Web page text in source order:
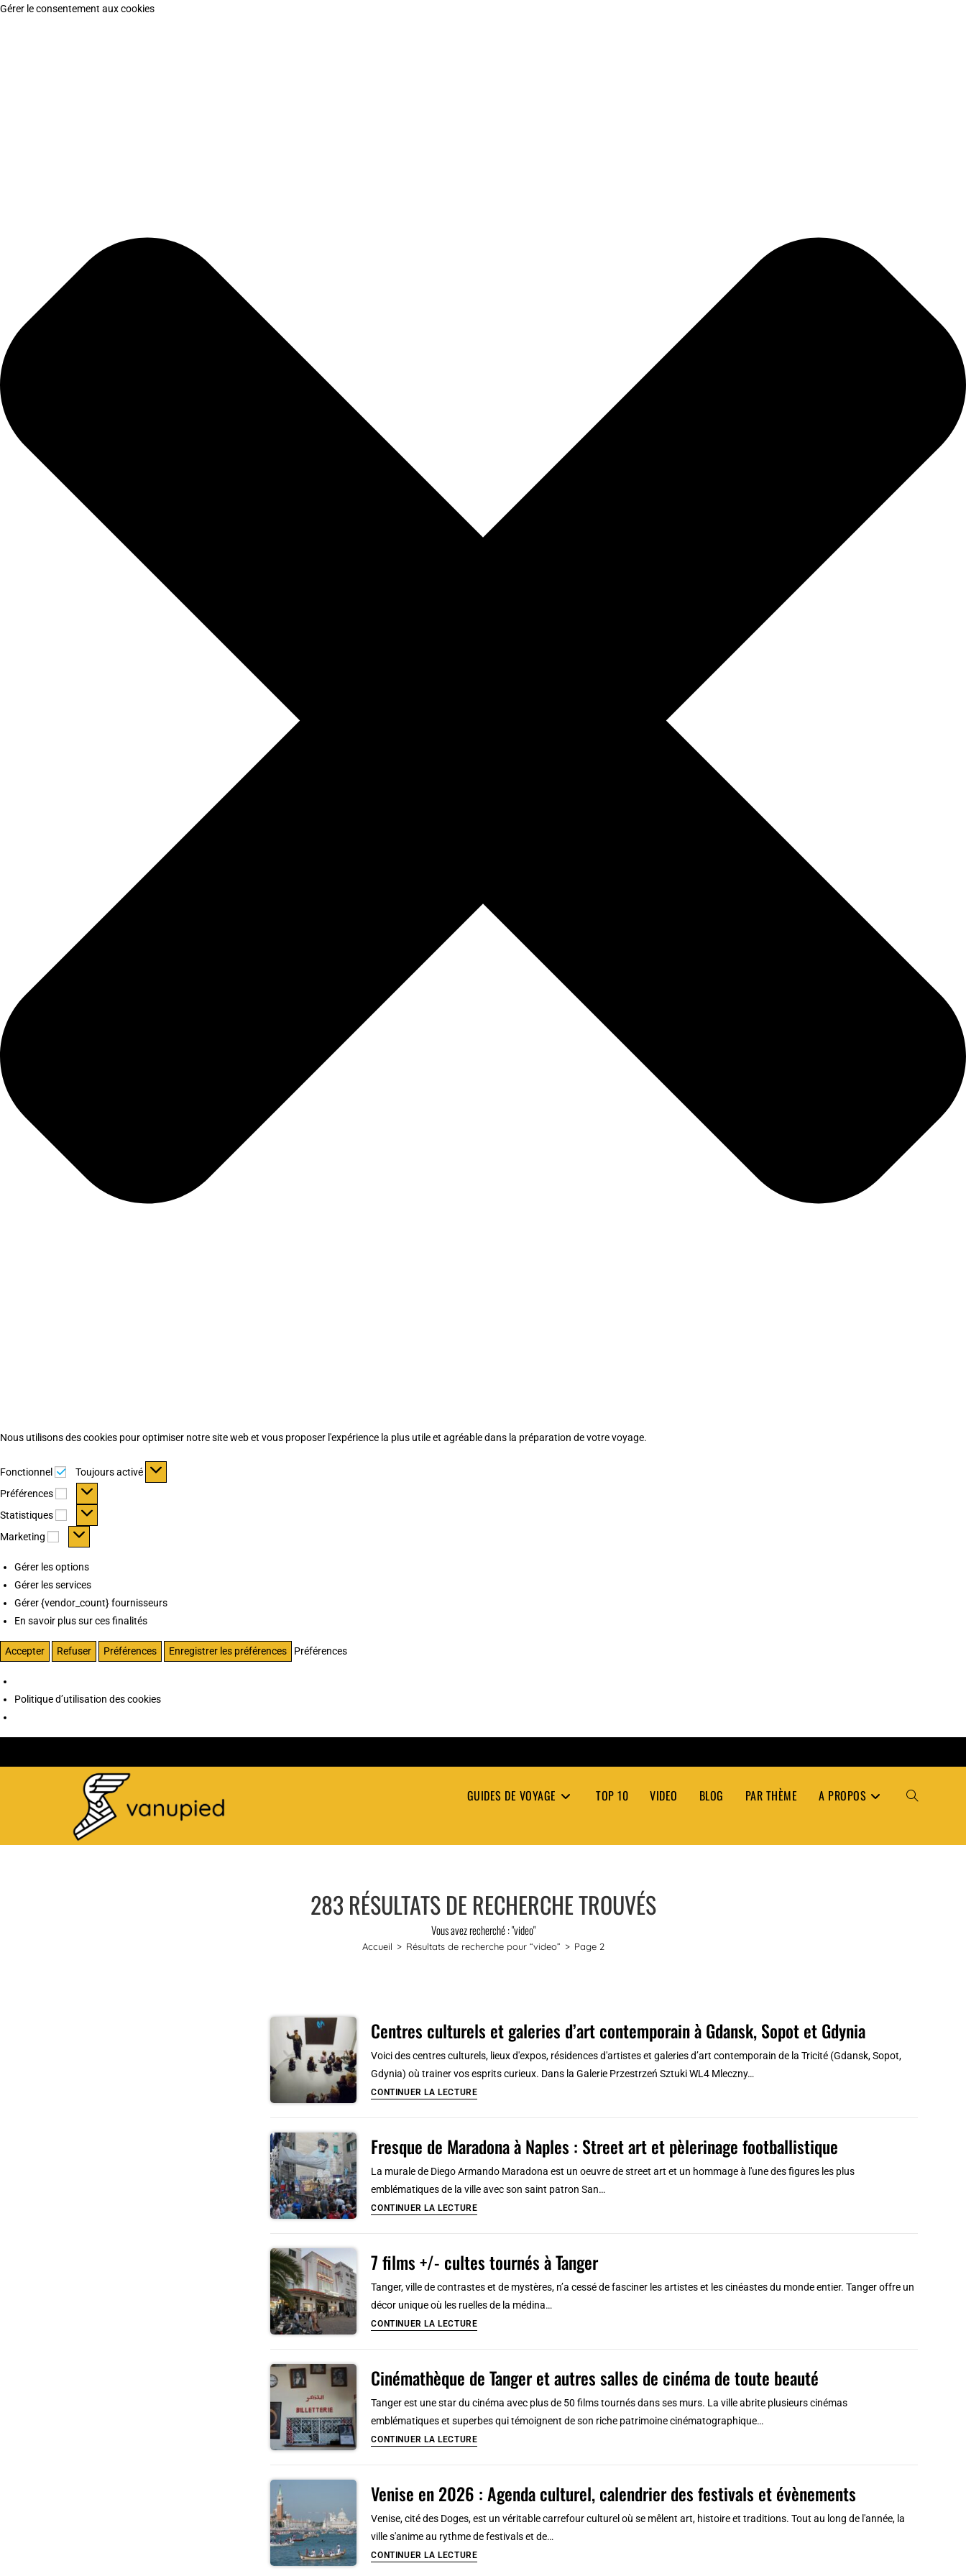
Gérer le consentement aux cookies
Nous utilisons des cookies pour optimiser notre site web et vous proposer l'expérience la plus utile et agréable dans la préparation de votre voyage.
Fonctionnel Fonctionnel
Toujours activé
Préférences
Préférences
Statistiques Statistiques
Marketing Marketing
Gérer les options
Gérer les services
Gérer {vendor_count} fournisseurs
En savoir plus sur ces finalités
Accepter Refuser Préférences Enregistrer les préférences Préférences
Politique d’utilisation des cookies
GUIDES DE VOYAGE TOP 10 VIDEO BLOG PAR THÈME A PROPOS TOGGLE
283 RÉSULTATS DE RECHERCHE TROUVÉS
Vous avez recherché : "video"
Accueil > Résultats de recherche pour“video” > Page 2
Centres culturels et galeries d’art contemporain à Gdansk, Sopot et Gdynia
Voici des centres culturels, lieux d'expos, résidences d'artistes et galeries d’art contemporain de la Tricité (Gdansk, Sopot,
Gdynia) où trainer vos esprits curieux. Dans la Galerie Przestrzeń Sztuki WL4 Mleczny…
CONTINUER LA LECTURECentres
galeries
Gdansk,
Gdynia
Fresque de Maradona à Naples : Street art et pèlerinage footballistique
La murale de Diego Armando Maradona est un oeuvre de street art et un hommage à l'une des figures les plus
emblématiques de la ville avec son saint patron San…
CONTINUER LA LECTUREFresque
à
art
footballistique
7 films +/- cultes tournés à Tanger
Tanger, ville de contrastes et de mystères, n’a cessé de fasciner les artistes et les cinéastes du monde entier. Tanger offre un
décor unique où les ruelles de la médina…
CONTINUER LA LECTURE7
cultes
Tanger
Cinémathèque de Tanger et autres salles de cinéma de toute beauté
Tanger est une star du cinéma avec plus de 50 films tournés dans ses murs. La ville abrite plusieurs cinémas
emblématiques et superbes qui témoignent de son riche patrimoine cinématographique…
CONTINUER LA LECTURECinémathèque
et
cinéma
Venise en 2026 : Agenda culturel, calendrier des festivals et évènements
Venise, cité des Doges, est un véritable carrefour culturel où se mêlent art, histoire et traditions. Tout au long de l'année, la
ville s'anime au rythme de festivals et de…
CONTINUER LA LECTUREVenise